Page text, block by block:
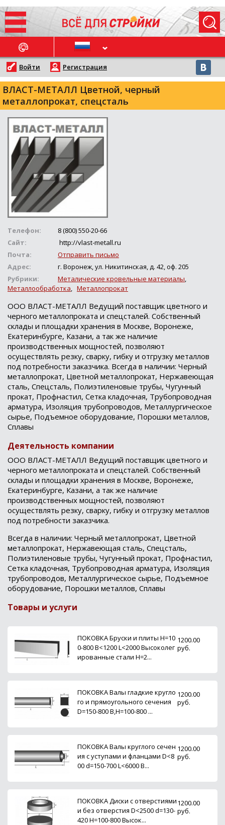
НОВОСТИ
Войти Регистрация
ВЛАСТ-МЕТАЛЛ Цветной, черный
металлопрокат, спецсталь
Телефон:
8 (800) 550-20-66
Сайт:
http://vlast-metall.ru
Почта:
Отправить письмо
Адрес:
г. Воронеж, ул. Никитинская, д. 42, оф. 205
Рубрики:
Металические кровельные материалы,
Металлообработка, Металлопрокат
ООО ВЛАСТ-МЕТАЛЛ Ведущий поставщик цветного и
черного металлопроката и спецсталей. Собственный
склады и площадки хранения в Москве, Воронеже,
Екатеринбурге, Казани, а так же наличие
производственных мощностей, позволяют
осуществлять резку, сварку, гибку и отгрузку металлов
под потребности заказчика. Всегда в наличии: Черный
металлопрокат, Цветной металлопрокат, Нержавеющая
сталь, Спецсталь, Полиэтиленовые трубы, Чугунный
прокат, Профнастил, Сетка кладочная, Трубопроводная
арматура, Изоляция трубопроводов, Металлургическое
сырье, Подъемное оборудование, Порошки металлов,
Сплавы
Деятельность компании
ООО ВЛАСТ-МЕТАЛЛ Ведущий поставщик цветного и
черного металлопроката и спецсталей. Собственный
склады и площадки хранения в Москве, Воронеже,
Екатеринбурге, Казани, а так же наличие
производственных мощностей, позволяют
осуществлять резку, сварку, гибку и отгрузку металлов
под потребности заказчика.
Всегда в наличии: Черный металлопрокат, Цветной
металлопрокат, Нержавеющая сталь, Спецсталь,
Полиэтиленовые трубы, Чугунный прокат, Профнастил,
Сетка кладочная, Трубопроводная арматура, Изоляция
трубопроводов, Металлургическое сырье, Подъемное
оборудование, Порошки металлов, Сплавы
Товары и услуги
ПОКОВКА Бруски и плиты H=10
0-800 B<1200 L<2000 Высоколег
ированные стали H=2...
1200.00
руб.
ПОКОВКА Валы гладкие кругло
го и прямоугольного сечения
D=150-800 B,H=100-800 ...
1200.00
руб.
ПОКОВКА Валы круглого сечен
ия с уступами и фланцами D<8
00 d=150-700 L<6000 В...
1200.00
руб.
ПОКОВКА Диски с отверстиями
и без отверстия D<2500 d=130-
420 H=100-800 Высок...
1200.00
руб.